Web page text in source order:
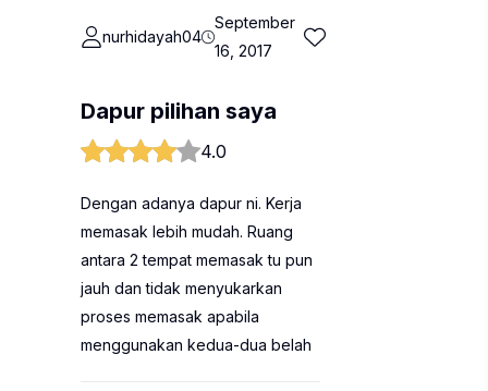
nurhidayah04
September
16, 2017
Dapur pilihan saya
4.0
Dengan adanya dapur ni. Kerja
memasak lebih mudah. Ruang
antara 2 tempat memasak tu pun
jauh dan tidak menyukarkan
proses memasak apabila
menggunakan kedua-dua belah